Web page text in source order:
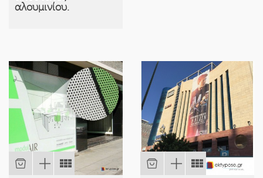
αλουμινίου.